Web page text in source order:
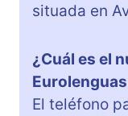
situada en
¿Cuál es el
El teléfono